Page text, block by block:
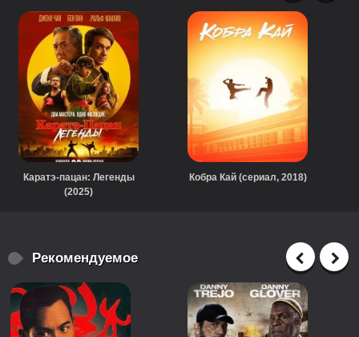
Каратэ-пацан: Легенды
(2025)
Кобра Кай (сериал, 2018)
Рекомендуемое